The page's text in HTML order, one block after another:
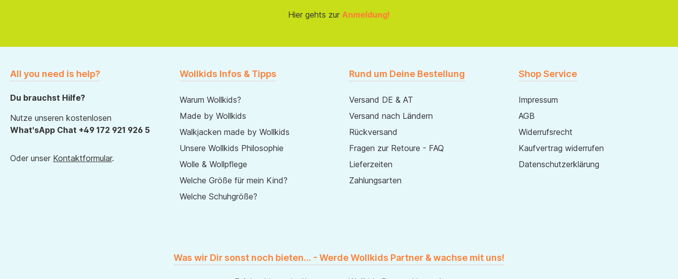
Hier gehts zur Anmeldung!
All you need is help?
Du brauchst Hilfe?
Nutze unseren kostenlosen
What'sApp Chat +49 172 921 926 5
Oder unser Kontaktformular.
Wollkids Infos & Tipps
Warum Wollkids?
Made by Wollkids
Walkjacken made by Wollkids
Unsere Wollkids Philosophie
Wolle & Wollpflege
Welche Größe für mein Kind?
Welche Schuhgröße?
Rund um Deine Bestellung
Versand DE & AT
Versand nach Ländern
Rückversand
Fragen zur Retoure - FAQ
Lieferzeiten
Zahlungsarten
Shop Service
Impressum
AGB
Widerrufsrecht
Kaufvertrag widerrufen
Datenschutzerklärung
Was wir Dir sonst noch bieten... - Werde Wollkids Partner & wachse mit uns!